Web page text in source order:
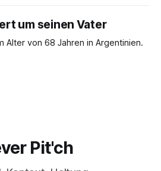
um seinen Vater
Alter von 68 Jahren in Argentinien.
Pit'ch